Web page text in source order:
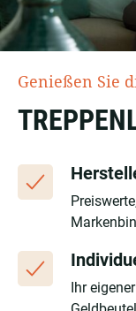
Genießen Sie
Ihr